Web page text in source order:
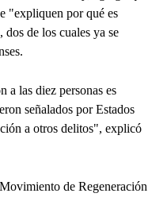
"expliquen por qué es
de los cuales ya se
a las diez personas es
señalados por Estados
a otros delitos", explicó
de Regeneración